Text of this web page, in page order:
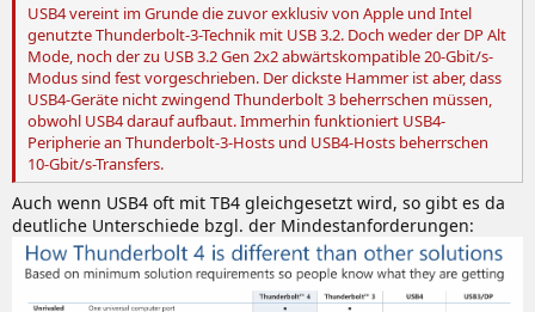
USB4 vereint im Grunde die zuvor exklusiv von Apple und Intel
genutzte Thunderbolt-3-Technik mit USB 3.2. Doch weder der DP Alt
Mode, noch der zu USB 3.2 Gen 2x2 abwärtskompatible 20-Gbit/s-
Modus sind fest vorgeschrieben. Der dickste Hammer ist aber, dass
USB4-Geräte nicht zwingend Thunderbolt 3 beherrschen müssen,
obwohl USB4 darauf aufbaut. Immerhin funktioniert USB4-
Peripherie an Thunderbolt-3-Hosts und USB4-Hosts beherrschen
10-Gbit/s-Transfers.
Auch wenn USB4 oft mit TB4 gleichgesetzt wird, so gibt es da
deutliche Unterschiede bzgl. der Mindestanforderungen: